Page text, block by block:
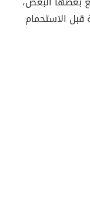
الاستحمام